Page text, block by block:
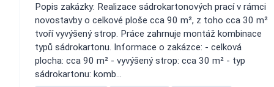
Popis zakázky: Realizace sádrokartonových prací v rámci
novostavby o celkové ploše cca 90 m², z toho cca 30 m²
tvoří vyvýšený strop. Práce zahrnuje montáž kombinace
typů sádrokartonu. Informace o zakázce: - celková
plocha: cca 90 m² - vyvýšený strop: cca 30 m² - typ
sádrokartonu: komb...